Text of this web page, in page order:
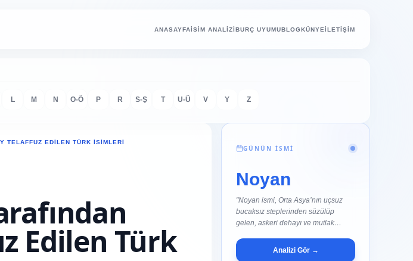
ANASAYFAİSİM ANALİZİBURÇ UYUMUBLOGKÜNYEİLETİŞİM
L M N O-Ö P R S-Ş T U-Ü V Y Z
TELAFFUZ EDILEN TÜRK İSIMLERI
Edilen Türk
GÜNÜN İSMİ
Noyan
"Noyan ismi, Orta Asya’nın uçsuz
bucaksız steplerinden süzülüp
gelen, askeri dehayı ve mutlak
Analizi Gör →